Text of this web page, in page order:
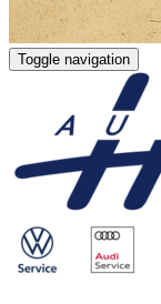
Toggle navigation